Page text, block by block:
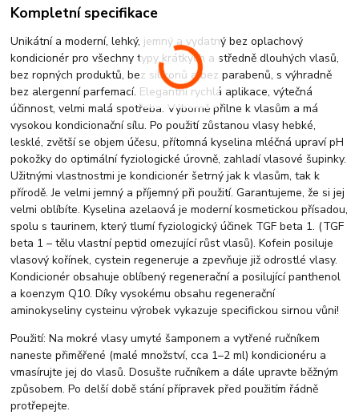
Kompletní specifikace
Unikátní a moderní, lehký, jemný a vydatný bez oplachový
kondicionér pro všechny typy krátkých a středně dlouhých vlasů,
bez ropných produktů, bez silikonů a bez parabenů, s výhradně
bez alergenní parfemací. Elegantní rychlá aplikace, výtečná
účinnost, velmi malá spotřeba. Výborně přilne k vlasům a má
vysokou kondicionační sílu. Po použití zůstanou vlasy hebké,
lesklé, zvětší se objem účesu, přítomná kyselina mléčná upraví pH
pokožky do optimální fyziologické úrovně, zahladí vlasové šupinky.
Užitnými vlastnostmi je kondicionér šetrný jak k vlasům, tak k
přírodě. Je velmi jemný a příjemný při použití. Garantujeme, že si jej
velmi oblíbíte. Kyselina azelaová je moderní kosmetickou přísadou,
spolu s taurinem, který tlumí fyziologický účinek TGF beta 1. (TGF
beta 1 – tělu vlastní peptid omezující růst vlasů). Kofein posiluje
vlasový kořínek, cystein regeneruje a zpevňuje již odrostlé vlasy.
Kondicionér obsahuje oblíbený regenerační a posilující panthenol
a koenzym Q10. Díky vysokému obsahu regenerační
aminokyseliny cysteinu výrobek vykazuje specifickou sirnou vůni!
Použití: Na mokré vlasy umyté šamponem a vytřené ručníkem
naneste přiměřené (malé množství, cca 1–2 ml) kondicionéru a
vmasírujte jej do vlasů. Dosušte ručníkem a dále upravte běžným
způsobem. Po delší době stání přípravek před použitím řádně
protřepejte.